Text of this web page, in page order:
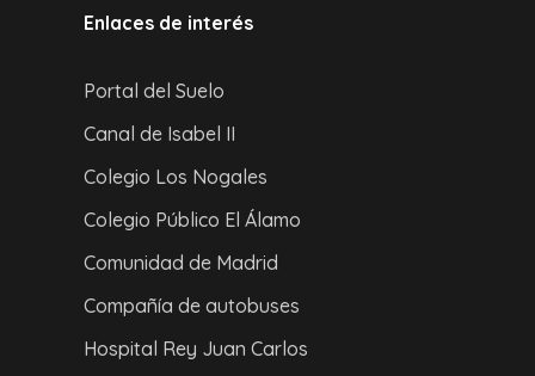
Enlaces de interés
Portal del Suelo
Canal de Isabel II
Colegio Los Nogales
Colegio Público El Álamo
Comunidad de Madrid
Compañía de autobuses
Hospital Rey Juan Carlos